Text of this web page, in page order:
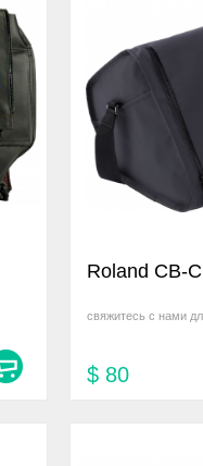
Roland CB-
свяжитесь с нами
$ 80